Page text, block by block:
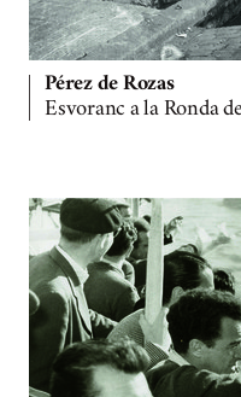
Pérez de Rozas
Esvoranc a la Ronda